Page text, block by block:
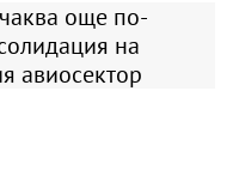
още по-
на
авиосектор